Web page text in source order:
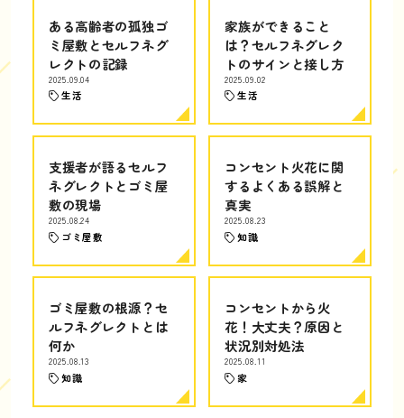
ある高齢者の孤独ゴ
ミ屋敷とセルフネグ
レクトの記録
2025.09.04
生活
家族ができること
は？セルフネグレク
トのサインと接し方
2025.09.02
生活
支援者が語るセルフ
ネグレクトとゴミ屋
敷の現場
2025.08.24
ゴミ屋敷
コンセント火花に関
するよくある誤解と
真実
2025.08.23
知識
ゴミ屋敷の根源？セ
ルフネグレクトとは
何か
2025.08.13
知識
コンセントから火
花！大丈夫？原因と
状況別対処法
2025.08.11
家